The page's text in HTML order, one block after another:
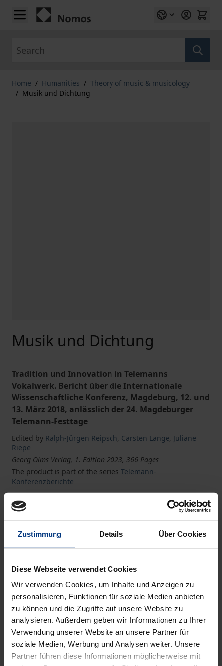
Zustimmung Details Über Cookies
Diese Webseite verwendet Cookies
Wir verwenden Cookies, um Inhalte und Anzeigen zu
personalisieren, Funktionen für soziale Medien anbieten
zu können und die Zugriffe auf unsere Website zu
analysieren. Außerdem geben wir Informationen zu Ihrer
Verwendung unserer Website an unsere Partner für
soziale Medien, Werbung und Analysen weiter. Unsere
Partner führen diese Informationen möglicherweise mit
Skip to Content
Home / Humanities / Theory of music & musicology
/ Musik und Dichtung
Musik und Dichtung
Tradition und Innovation in Telemanns
Vokalwerk. Bericht über die Internationale
Wissenschaftliche Konferenz, Magdeburg, 12. und
13. März 2018, anlässlich der 24. Magdeburger
Telemann-Festtage
Edited by Ralph-Jürgen Reipsch, Carsten Lange, Juliane
Riepe
Georg Olms Verlag, 1. Edition 2023, 366 Pages
The product is part of the series Telemann-
Konferenzberichte
ISBN 978-3-487-16249-2
Available
Prices include VAT. Depending on the delivery address, VAT
may vary at checkout.
Add to Cart
Add to Wish List
Delivery cost notice